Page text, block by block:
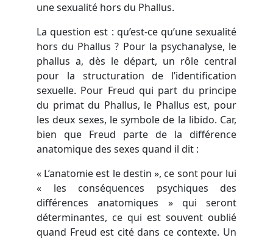
une sexualité hors du Phallus.
La question est : qu’est-ce qu’une sexualité
hors du Phallus ? Pour la psychanalyse, le
phallus a, dès le départ, un rôle central
pour la structuration de l’identification
sexuelle. Pour Freud qui part du principe
du primat du Phallus, le Phallus est, pour
les deux sexes, le symbole de la libido. Car,
bien que Freud parte de la différence
anatomique des sexes quand il dit :
« L’anatomie est le destin », ce sont pour lui
« les conséquences psychiques des
différences anatomiques » qui seront
déterminantes, ce qui est souvent oublié
quand Freud est cité dans ce contexte. Un